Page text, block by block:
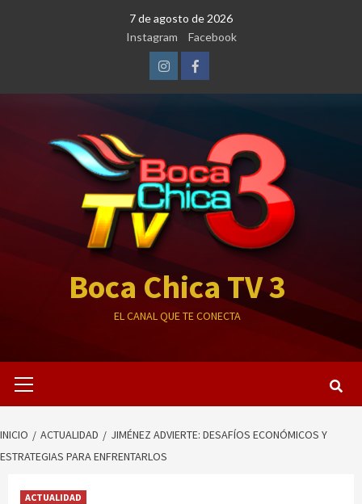
7 de agosto de 2026
Instagram
Facebook
InstagramFacebook
Boca Chica TV 3
EL CANAL QUE TE CONECTA
primario
INICIO ACTUALIDAD
JIMÉNEZ ADVIERTE: DESAFÍOS ECONÓMICOS Y
ESTRATEGIAS PARA ENFRENTARLOS
ACTUALIDAD